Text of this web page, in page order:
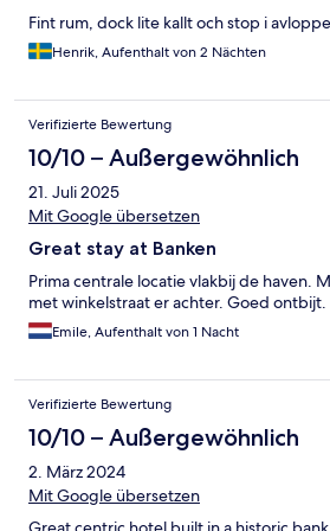
Fint rum, dock lite kallt och stop i
Henrik, Aufenthalt von 2 Nächten
Verifizierte Bewertung
10/10 – Außergewöhnlich
21. Juli 2025
Mit Google übersetzen
Great stay at Banken
Prima centrale locatie vlakbij de haven.
met winkelstraat er achter. Goed ontbijt.
Emile, Aufenthalt von 1 Nacht
Verifizierte Bewertung
10/10 – Außergewöhnlich
2. März 2024
Mit Google übersetzen